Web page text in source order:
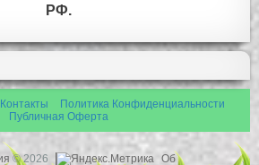
РФ.
Контакты
Политика Конфиденциальности
Публичная Оферта
© 2026 Об